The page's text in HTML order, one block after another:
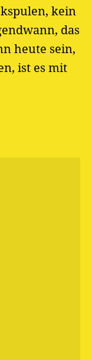
kein
das
heute sein,
ist es mit